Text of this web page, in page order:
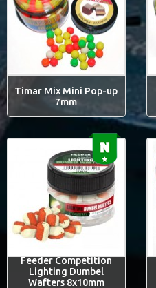
Timar Mix Mini Pop-up
7mm
Feeder Competition
Lighting Dumbel
Wafters 8x10mm